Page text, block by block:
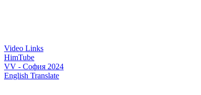
Video Links
HimTube
VV - София 2024
English Translate